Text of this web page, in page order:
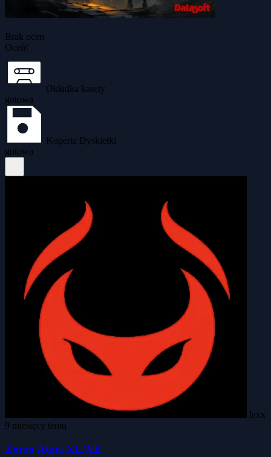
Brak ocen
Oceń!
Okładka kasety
gotowa
Koperta Dyskietki
gotowa
lexx
9 miesięcy temu
Zorro Atari XL/XE